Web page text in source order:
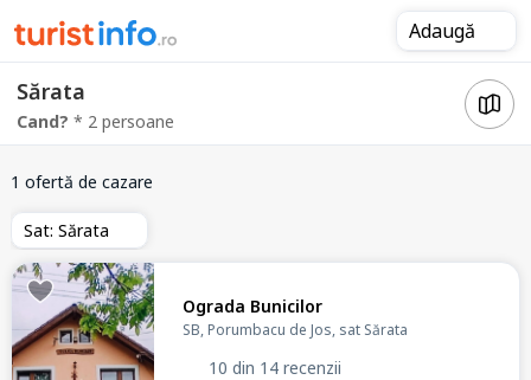
Adaugă
Sărata
Cand? * 2 persoane
1 ofertă de cazare
Sat: Sărata
Ograda Bunicilor
SB, Porumbacu de Jos, sat Sărata
10 din 14 recenzii